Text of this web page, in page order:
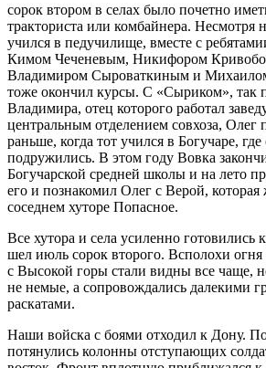
сорок втором в селах было почетно
тракториста или комбайнера. Несмотря
учился в педучилище, вместе с
Кимом Чеченевым, Никифором
Владимиром Сыроваткиным и
тоже окончил курсы. С «Сыриком», так
Владимира, отец которого работал
центральным отделением совхоза, Олег
раньше, когда тот учился в Богучаре,
подружились. В этом году Вовка
Богучарской средней школы и на лето
его и познакомил Олег с Верой,
соседнем хуторе Попасное.
Все хутора и села усиленно готовились
шел июль сорок второго. Всполохи огня
с Высокой горы стали видны все чаще,
не немые, а сопровождались далекими
раскатами.
Наши войска с боями отходил к Дону.
потянулись колонны отступающих